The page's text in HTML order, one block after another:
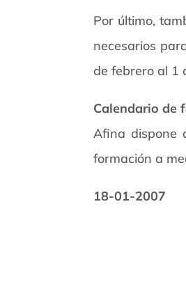
Por último,
necesarios
de febrero al 1
Calendario de
Afina dispone
formación a
18-01-2007